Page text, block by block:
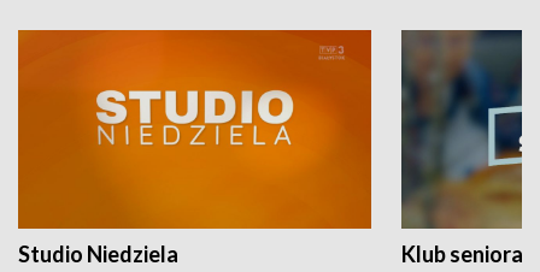
Studio Niedziela Klub seniora